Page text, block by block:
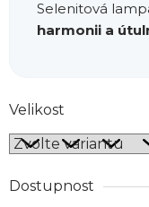
Selenitová
harmonii a
Velikost
Dostupnost